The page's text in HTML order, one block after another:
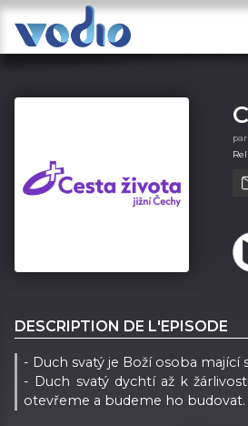
par
DESCRIPTION DE L'EPISODE
- Duch svatý je Boží osoba mající
- Duch svatý dychtí až k
otevřeme a budeme ho budovat.